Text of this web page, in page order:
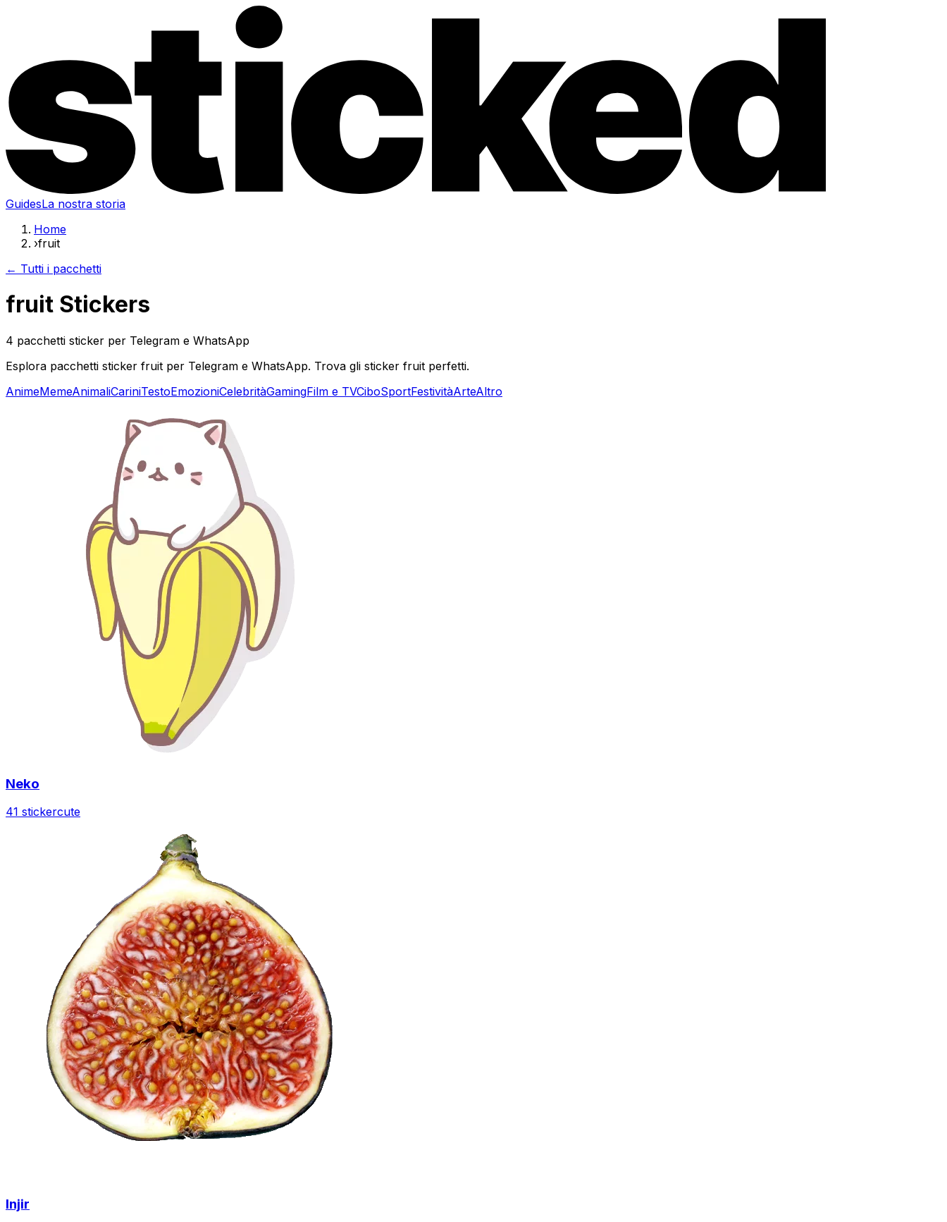
GuidesLa nostra storia
Home
›fruit
← Tutti i pacchetti
fruit Stickers
4 pacchetti sticker per Telegram e WhatsApp
Esplora pacchetti sticker fruit per Telegram e WhatsApp. Trova gli sticker fruit perfetti.
AnimeMemeAnimaliCariniTestoEmozioniCelebritàGamingFilm e TVCiboSportFestivitàArteAltro
Neko
41 stickercute
Injir